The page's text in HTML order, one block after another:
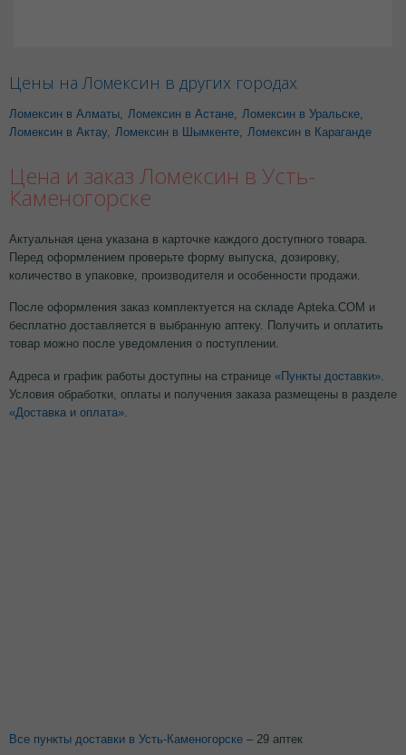
Цены на Ломексин в других городах
Ломексин в Алматы Ломексин в Астане Ломексин в Уральске
Ломексин в Актау, Ломексин в Шымкенте Ломексин в Караганде
Цена и заказ Ломексин в Усть-
Каменогорске
Актуальная цена указана в карточке каждого доступного товара.
Перед оформлением проверьте форму выпуска, дозировку,
количество в упаковке, производителя и особенности продажи.
После оформления заказ комплектуется на складе Apteka.COM и
бесплатно доставляется в выбранную аптеку. Получить и оплатить
товар можно после уведомления о поступлении.
Адреса и график работы доступны на странице «Пункты доставки»
Условия обработки, оплаты и получения заказа размещены в разделе
«Доставка и оплата»
Все пункты доставки в Усть-Каменогорске – 29 аптек